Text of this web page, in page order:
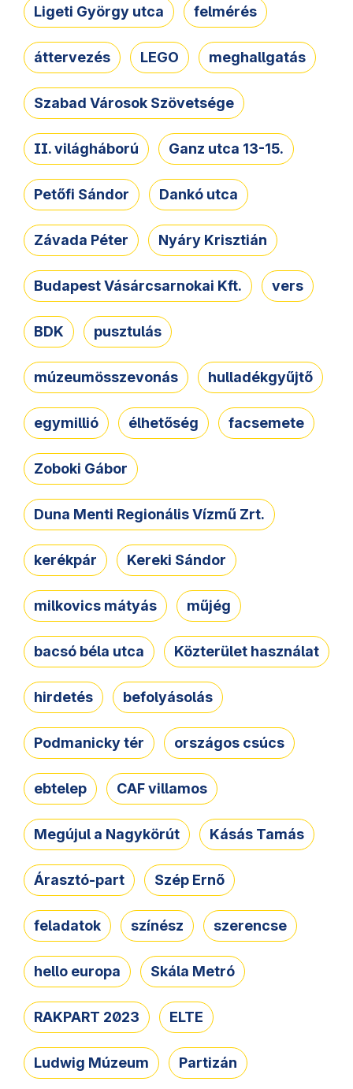
Ligeti György utca felmérés
áttervezés LEGO meghallgatás
Szabad Városok Szövetsége
II. világháború Ganz utca 13-15.
Petőfi Sándor Dankó utca
Závada Péter Nyáry Krisztián
Budapest Vásárcsarnokai Kft. vers
BDK pusztulás
múzeumösszevonás hulladékgyűjtő
egymillió élhetőség facsemete
Zoboki Gábor
Duna Menti Regionális Vízmű Zrt.
kerékpár Kereki Sándor
milkovics mátyás műjég
bacsó béla utca Közterület használat
hirdetés befolyásolás
Podmanicky tér országos csúcs
ebtelep CAF villamos
Megújul a Nagykörút Kásás Tamás
Árasztó-part Szép Ernő
feladatok színész szerencse
hello europa Skála Metró
RAKPART 2023 ELTE
Ludwig Múzeum Partizán